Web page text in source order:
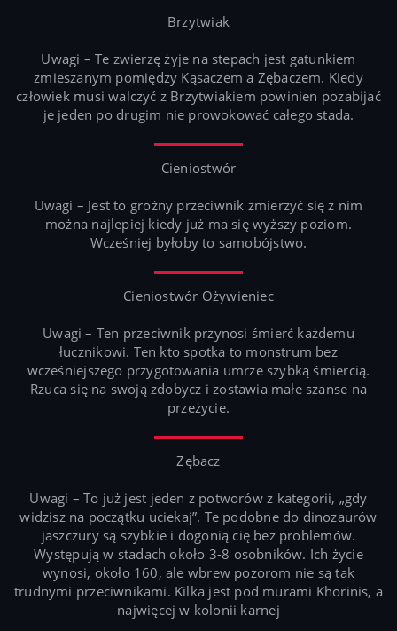
Brzytwiak
Uwagi – Te zwierzę żyje na stepach jest gatunkiem
zmieszanym pomiędzy Kąsaczem a Zębaczem. Kiedy
człowiek musi walczyć z Brzytwiakiem powinien pozabijać
je jeden po drugim nie prowokować całego stada.
Cieniostwór
Uwagi – Jest to groźny przeciwnik zmierzyć się z nim
można najlepiej kiedy już ma się wyższy poziom.
Wcześniej byłoby to samobójstwo.
Cieniostwór Ożywieniec
Uwagi – Ten przeciwnik przynosi śmierć każdemu
łucznikowi. Ten kto spotka to monstrum bez
wcześniejszego przygotowania umrze szybką śmiercią.
Rzuca się na swoją zdobycz i zostawia małe szanse na
przeżycie.
Zębacz
Uwagi – To już jest jeden z potworów z kategorii, „gdy
widzisz na początku uciekaj”. Te podobne do dinozaurów
jaszczury są szybkie i dogonią cię bez problemów.
Występują w stadach około 3-8 osobników. Ich życie
wynosi, około 160, ale wbrew pozorom nie są tak
trudnymi przeciwnikami. Kilka jest pod murami Khorinis, a
najwięcej w kolonii karnej